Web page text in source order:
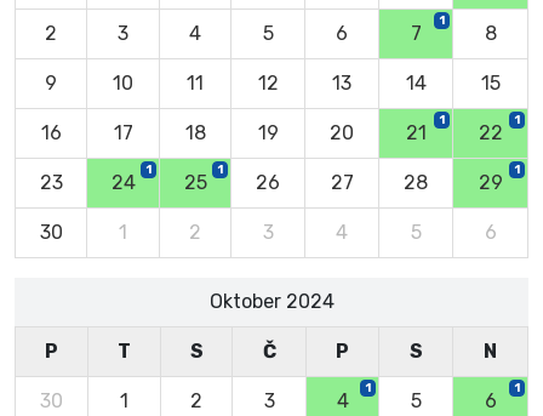
2 3 4 5 6 7
1
8
9 10 11 12 13 14 15
16 17 18 19 20 21
1
22
1
23 24
1
25
1
26 27 28 29
1
30 1 2 3 4 5 6
Oktober 2024
P T S Č P S N
30 1 2 3 4
1
5 6
1